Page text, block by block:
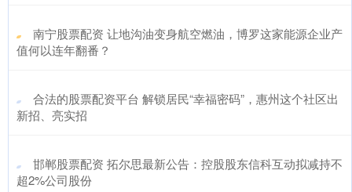
​南宁股票配资 让地沟油变身航空燃油，博罗这家能源企业产
值何以连年翻番？
​合法的股票配资平台 解锁居民“幸福密码”，惠州这个社区出
新招、亮实招
​邯郸股票配资 拓尔思最新公告：控股股东信科互动拟减持不
超2%公司股份